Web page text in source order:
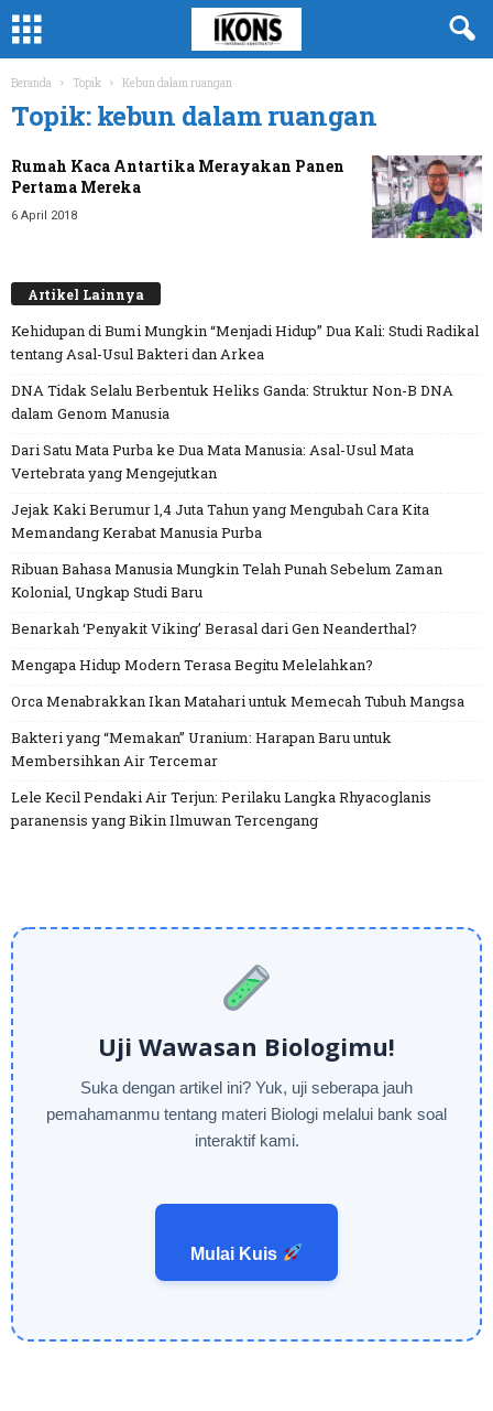
Beranda Topik Kebun dalam ruangan
Topik: kebun dalam ruangan
Rumah Kaca Antartika Merayakan Panen
Pertama Mereka
6 April 2018
Artikel Lainnya
Kehidupan di Bumi Mungkin “Menjadi Hidup” Dua Kali: Studi Radikal
tentang Asal-Usul Bakteri dan Arkea
DNA Tidak Selalu Berbentuk Heliks Ganda: Struktur Non-B DNA
dalam Genom Manusia
Dari Satu Mata Purba ke Dua Mata Manusia: Asal-Usul Mata
Vertebrata yang Mengejutkan
Jejak Kaki Berumur 1,4 Juta Tahun yang Mengubah Cara Kita
Memandang Kerabat Manusia Purba
Ribuan Bahasa Manusia Mungkin Telah Punah Sebelum Zaman
Kolonial, Ungkap Studi Baru
Benarkah ‘Penyakit Viking’ Berasal dari Gen Neanderthal?
Mengapa Hidup Modern Terasa Begitu Melelahkan?
Orca Menabrakkan Ikan Matahari untuk Memecah Tubuh Mangsa
Bakteri yang “Memakan” Uranium: Harapan Baru untuk
Membersihkan Air Tercemar
Lele Kecil Pendaki Air Terjun: Perilaku Langka Rhyacoglanis
paranensis yang Bikin Ilmuwan Tercengang
Uji Wawasan Biologimu!
Suka dengan artikel ini? Yuk, uji seberapa jauh
pemahamanmu tentang materi Biologi melalui bank soal
interaktif kami.
Mulai Kuis